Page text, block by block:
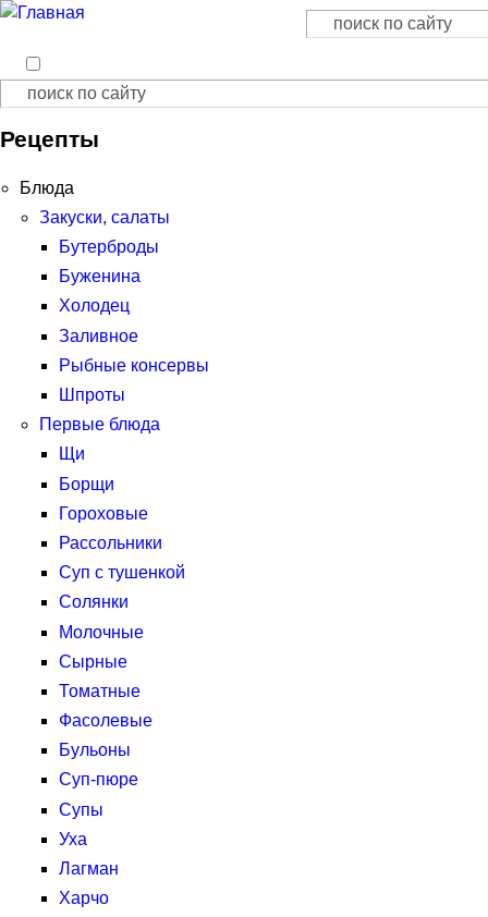
Форма поиска
Поиск
Форма поиска
Поиск
Рецепты
Блюда
Закуски, салаты
Бутерброды
Буженина
Холодец
Заливное
Рыбные консервы
Шпроты
Первые блюда
Щи
Борщи
Гороховые
Рассольники
Суп с тушенкой
Солянки
Молочные
Сырные
Томатные
Фасолевые
Бульоны
Суп-пюре
Супы
Уха
Лагман
Харчо